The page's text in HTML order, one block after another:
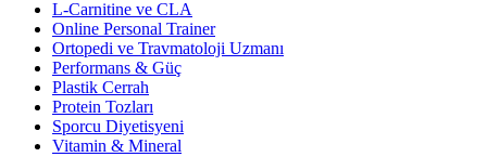
L-Carnitine ve CLA
Online Personal Trainer
Ortopedi ve Travmatoloji Uzmanı
Performans & Güç
Plastik Cerrah
Protein Tozları
Sporcu Diyetisyeni
Vitamin & Mineral